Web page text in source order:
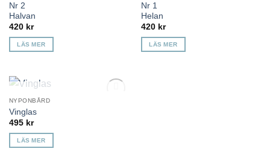
Nr 2
Halvan
420 kr
LÄS MER
Nr 1
Helan
420 kr
LÄS MER
KOMMER TILLBAKA
NYPONBÅRD
Vinglas
495 kr
LÄS MER